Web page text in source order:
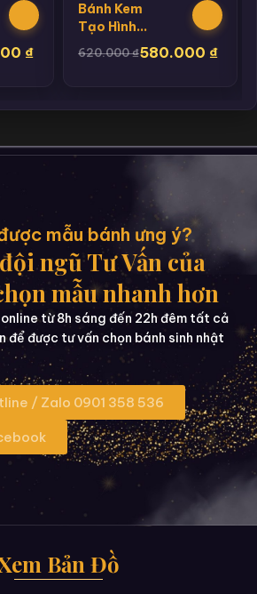
₫
Bánh Kem
Tạo Hình
Cầu Cho
Bé Trai
620.000₫580.000 ₫
mẫu bánh ưng ý?
ngũ Tư Vấn của
mẫu nhanh hơn
từ 8h sáng đến 22h đêm tất cả
được tư vấn chọn bánh sinh nhật
/ Zalo 0901 358 536
Bản Đồ